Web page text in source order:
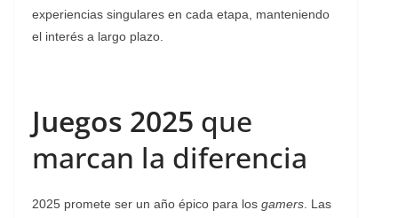
experiencias singulares en cada etapa, manteniendo
el interés a largo plazo.
Juegos 2025 que
marcan la diferencia
2025 promete ser un año épico para los gamers . Las